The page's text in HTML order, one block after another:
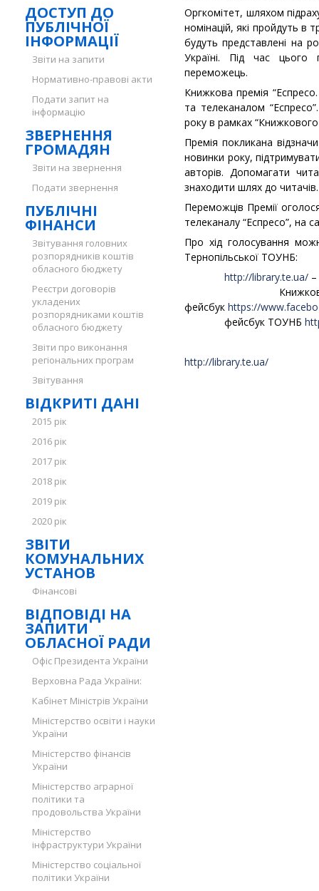
ДОСТУП ДО
ПУБЛІЧНОЇ
ІНФОРМАЦІЇ
Звіти на запити
Нормативно-правові акти
Подати запит на
інформацію
ЗВЕРНЕННЯ
ГРОМАДЯН
Звіти на звернення
Подати звернення
ПУБЛІЧНІ
ФІНАНСИ
Звітування головних
розпорядників коштів
обласного бюджету
Реєстри договорів
укладених
розпорядниками коштів
обласного бюджету
Звіти про виконання
регіональних програм
Звітування
ВІДКРИТІ ДАНІ
2015 рік
2016 рік
2017 рік
2018 рік
2019 рік
2020 рік
ЗВІТИ
КОМУНАЛЬНИХ
УСТАНОВ
Фінансові
ВІДПОВІДІ НА
ЗАПИТИ
ОБЛАСНОЇ РАДИ
Офіс Президента України
Верховна Рада України:
Кабінет Міністрів України
Міністерство освіти і науки
України
Міністерство фінансів
України
Міністерство аграрної
політики та
продовольства України
Міністерство
інфраструктури України
Міністерство соціальної
політики України
Оргкомітет, шляхом
номінацій, які пройдуть в
будуть представлені на
Україні. Під час цього
переможець.
Книжкова премія
та телеканалом
року в рамках “Книжкового
Премія покликана
новинки року,
авторів. Допомагати
знаходити шлях до читачів.
Переможців Премії
телеканалу “Еспресо”, на
Про хід голосування
Тернопільської ТОУНБ:
http://library.te.ua/
Книжкова
фейсбук https://
фейсбук ТОУНБ
http://library.te.ua/